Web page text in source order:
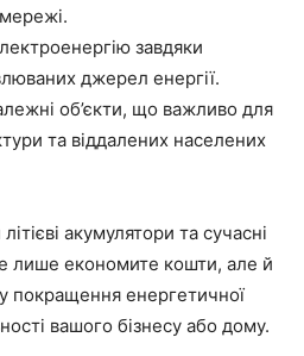
завдяки
джерел енергії.
об’єкти, що важливо для
та віддалених населених
акумулятори та сучасні
лише економите кошти, але й
покращення енергетичної
вашого бізнесу або дому.